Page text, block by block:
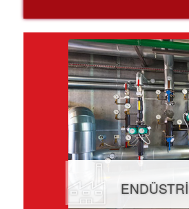
ENDÜSTRİ